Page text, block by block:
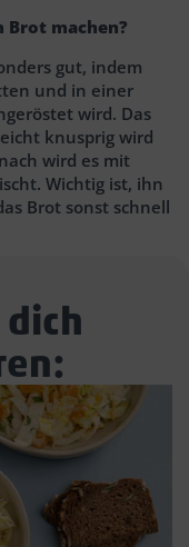
Brot machen?
gut, indem
und in einer
wird. Das
knusprig wird
wird es mit
Wichtig ist, ihn
Brot sonst schnell